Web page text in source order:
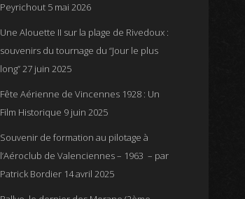
Peyrichout 5 mai 2026
Une Alouette II sur la plage de Rivedoux :
souvenirs du tournage du “Jour le plus
long”27 juin 2025
Fête Aérienne de Vincennes 1928 : Un
Film Historique 9 juin 2025
Souvenir de formation au pilotage à
l’Aéroclub de Valenciennes – 1963 – par
Patrick Bordier 14 avril 2025